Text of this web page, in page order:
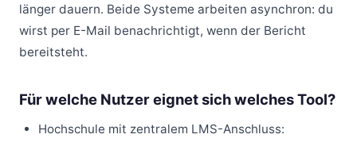
länger dauern. Beide Systeme arbeiten asynchron: du
wirst per E-Mail benachrichtigt, wenn der Bericht
bereitsteht.
Für welche Nutzer eignet sich welches Tool?
Hochschule mit zentralem LMS-Anschluss: